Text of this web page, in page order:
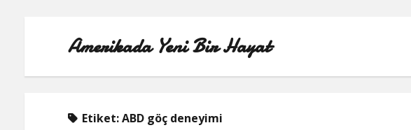
Amerikada Yeni Bir Hayat
Etiket:ABD göç deneyimi